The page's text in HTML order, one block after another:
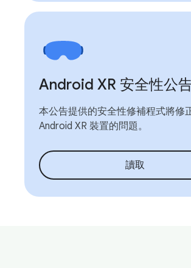
Android XR 安全性公
本公告提供的安全性修補程式將修
Android XR 裝置的問題。
讀取